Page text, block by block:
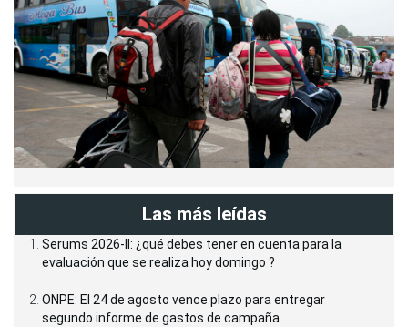
Las más leídas
Serums 2026-II: ¿qué debes tener en cuenta para la
evaluación que se realiza hoy domingo ?
ONPE: El 24 de agosto vence plazo para entregar
segundo informe de gastos de campaña